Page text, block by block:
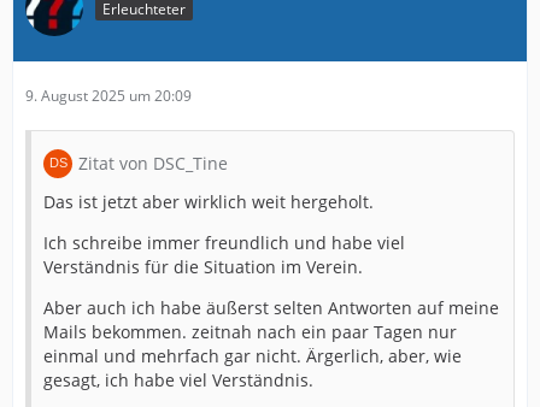
Erleuchteter
9. August 2025 um 20:09
Zitat von DSC_Tine
Das ist jetzt aber wirklich weit hergeholt.
Ich schreibe immer freundlich und habe viel
Verständnis für die Situation im Verein.
Aber auch ich habe äußerst selten Antworten auf meine
Mails bekommen. zeitnah nach ein paar Tagen nur
einmal und mehrfach gar nicht. Ärgerlich, aber, wie
gesagt, ich habe viel Verständnis.